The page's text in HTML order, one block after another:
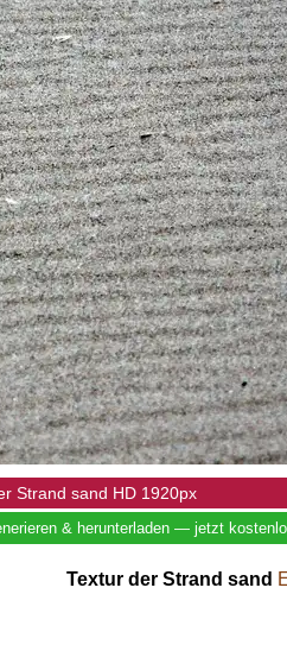
Strand sand HD 1920px
& herunterladen — jetzt
Textur der Strand sand